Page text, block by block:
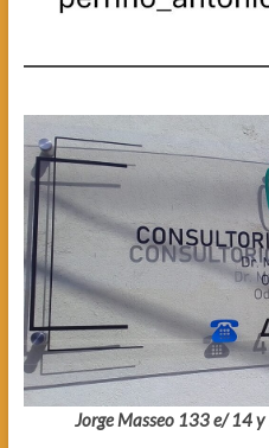
Jorge Masseo 133 e/ 14